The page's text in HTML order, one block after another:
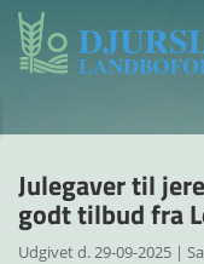
Julegaver til
godt tilbud fra
Udgivet d. 29-09-2025 |